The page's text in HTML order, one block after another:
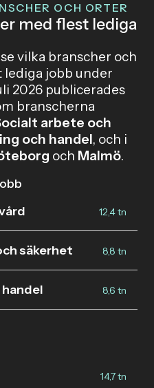
OCH ORTER
med flest lediga
vilka branscher och
lediga jobb under
2026 publicerades
branscherna
arbete och
och handel, och i
och Malmö.
12,4 tn
säkerhet 8,8 tn
8,6 tn
14,7 tn